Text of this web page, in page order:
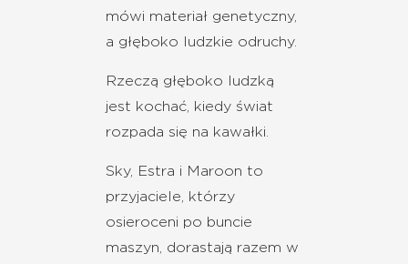
mówi materiał genetyczny,
a głęboko ludzkie odruchy.
Rzeczą głęboko ludzką
jest kochać, kiedy świat
rozpada się na kawałki.
Sky, Estra i Maroon to
przyjaciele, którzy
osieroceni po buncie
maszyn, dorastają razem w